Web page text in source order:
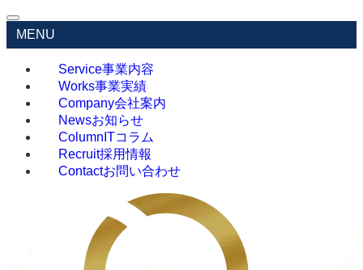
MENU
Service事業内容
Works事業実績
Company会社案内
Newsお知らせ
Column ITコラム
Recruit採用情報
Contactお問い合わせ